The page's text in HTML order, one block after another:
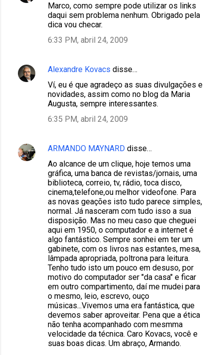
Marco, como sempre pode utilizar os links
daqui sem problema nenhum. Obrigado pela
dica vou checar.
6:33 PM, abril 24, 2009
Alexandre Kovacs disse…
Ví, eu é que agradeço as suas divulgações e
novidades, assim como no blog da Maria
Augusta, sempre interessantes.
6:35 PM, abril 24, 2009
ARMANDO MAYNARD disse…
Ao alcance de um clique, hoje temos uma
gráfica, uma banca de revistas/jornais, uma
biblioteca, correio, tv, rádio, toca disco,
cinema,telefone,ou melhor videofone. Para
as novas geações isto tudo parece simples,
normal. Já nasceram com tudo isso a sua
disposição. Mas no meu caso que cheguei
aqui em 1950, o computador e a internet é
algo fantástico. Sempre sonhei em ter um
gabinete, com os livros nas estantes, mesa,
lâmpada apropriada, poltrona para leitura.
Tenho tudo isto um pouco em desuso, por
motivo do computador ser "da casa" e ficar
em outro compartimento, daí me mudei para
o mesmo, leio, escrevo, ouço
músicas...Vivemos uma era fantástica, que
devemos saber aproveitar. Pena que a ética
não tenha acompanhado com mesmma
velocidade da técnica. Caro Kovacs, você e
suas boas dicas. Um abraço, Armando.